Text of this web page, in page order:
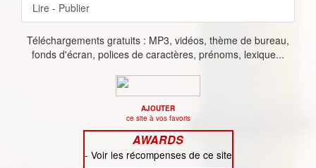
Lire - Publier
Téléchargements gratuits : MP3, vidéos, thème de bureau,
fonds d'écran, polices de caractères, prénoms, lexique...
AJOUTER
ce site à vos favoris
AWARDS
- Voir les récompenses de ce site